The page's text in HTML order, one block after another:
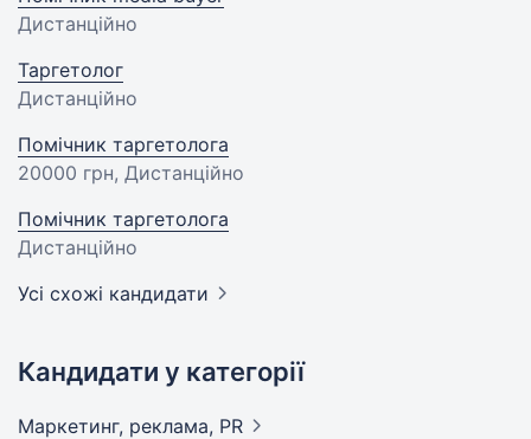
Дистанційно
Таргетолог
Дистанційно
Помічник таргетолога
20000 грн, Дистанційно
Помічник таргетолога
Дистанційно
Усі схожі кандидати
Кандидати у категорії
Маркетинг, реклама, PR